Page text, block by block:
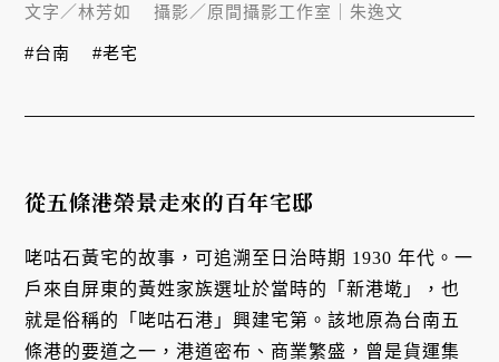
從五條港榮景走來的百年宅邸
咾咕石黃宅的故事，可追溯至日治時期 1930 年代。一
戶來自屏東的黃姓家族選址於當時的「新港墘」，也
就是俗稱的「咾咕石港」興建宅第。該地原為台南五
條港的要道之一，港道密布、商業繁盛，曾是貨運集
文字／林芳如 攝影／原間攝影工作室｜朱逸文
#台南 #老宅